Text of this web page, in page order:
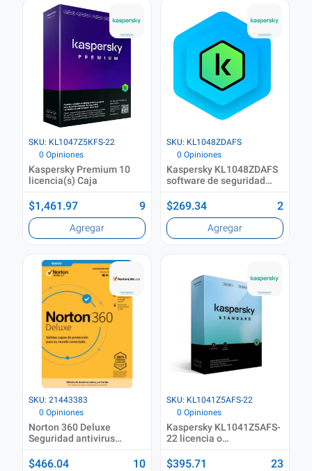
SKU: KL1047Z5KFS-22
0 Opiniones
Kaspersky Premium 10
licencia(s) Caja
$1,461.97 9
Agregar
SKU: KL1048ZDAFS
0 Opiniones
Kaspersky KL1048ZDAFS
software de seguridad
Completo 1 licencia(s) 1
Año(s)
$269.34 2
Agregar
SKU: 21443383
0 Opiniones
Norton 360 Deluxe
Seguridad antivirus
licencia(s) 1 Año(s)
$466.04 10
SKU: KL1041Z5AFS-22
0 Opiniones
Kaspersky KL1041Z5AFS-
22 licencia o
1 licencia(s) 1 Año(s)
$395.71 23